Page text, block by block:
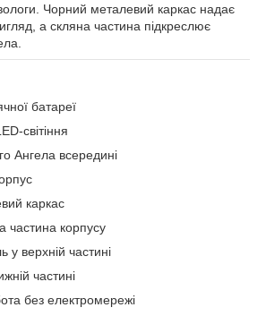
Чорний металевий каркас надає
а скляна частина підкреслює
батареї
світіння
Ангела всередині
каркас
частина корпусу
у верхній частині
частині
без електромережі